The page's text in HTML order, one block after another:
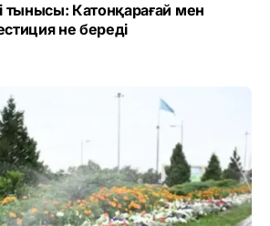
тынысы: Катонқарағай мен
не береді